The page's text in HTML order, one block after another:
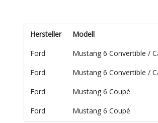
Hersteller Modell
Ford
Mustang 6 Convertible /
Ford
Mustang 6 Convertible /
Ford
Mustang 6 Coupé
Ford
Mustang 6 Coupé